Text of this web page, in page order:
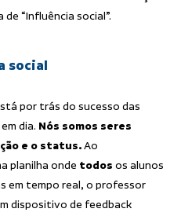
“Influência social”.
social
por trás do sucesso das
dia. Nós somos seres
e o status.Ao
planilha onde todos os alunos
em tempo real, o professor
dispositivo de feedback